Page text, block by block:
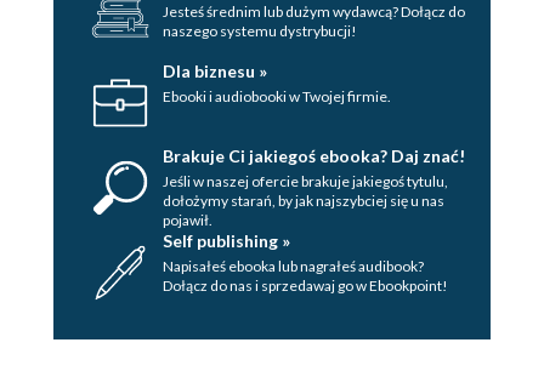
Jesteś średnim lub dużym wydawcą? Dołącz do
naszego systemu dystrybucji!
Dla biznesu »
Ebooki i audiobooki w Twojej firmie.
Brakuje Ci jakiegoś ebooka? Daj znać!
Jeśli w naszej ofercie brakuje jakiegoś tytulu,
dołożymy starań, by jak najszybciej się u nas
pojawił.
Self publishing »
Napisałeś ebooka lub nagrałeś audibook?
Dołącz do nas i sprzedawaj go w Ebookpoint!